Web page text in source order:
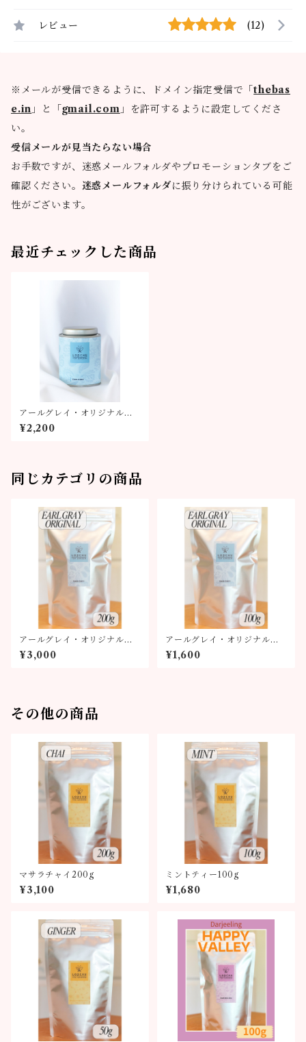
レビュー (12)
※メールが受信できるように、ドメイン指定受信で「thebas
e.in 」と「gmail.com 」を許可するように設定してくださ
い。
受信メールが見当たらない場合
お手数ですが、迷惑メールフォルダやプロモーションタブをご
確認ください。 迷惑メールフォルダに振り分けられている可能
性がございます。
最近チェックした商品
アールグレイ・オリジナルブ
レンド90g缶
¥2,200
同じカテゴリの商品
アールグレイ・オリジナルブ
レンド200g
¥3,000
アールグレイ・オリジナルブ
レンド100g
¥1,600
その他の商品
マサラチャイ200g
¥3,100
ミントティー100g
¥1,680